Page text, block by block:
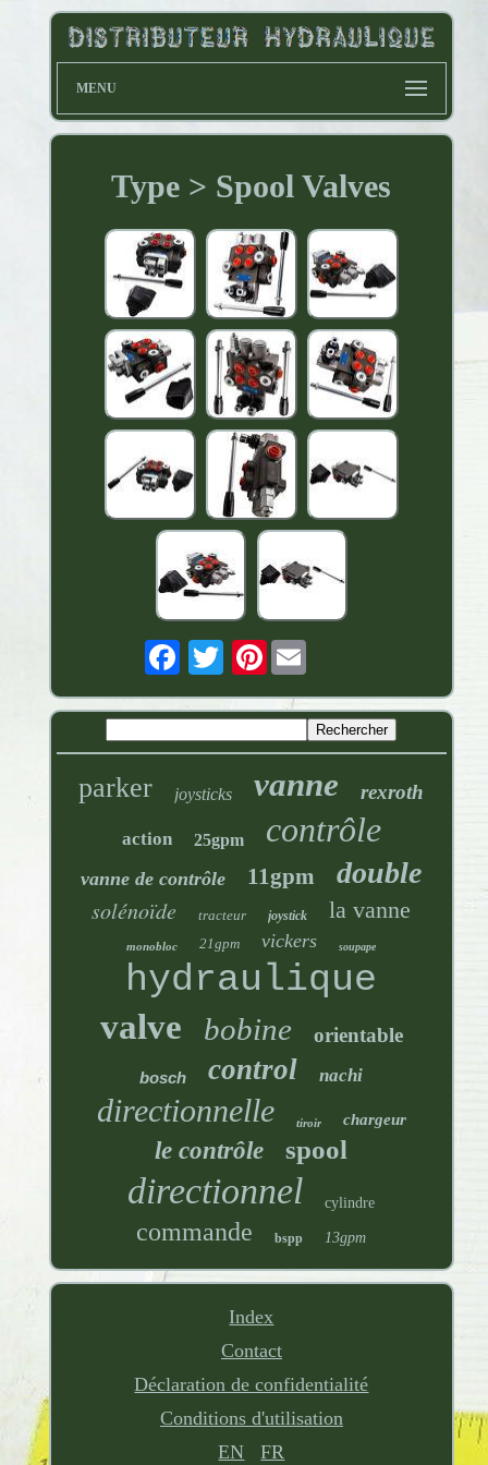
MENU
Type > Spool Valves
Pinterest
parker joysticks vanne rexroth
action 25gpm contrôle
vanne de contrôle 11gpm double
solénoïde tracteur joystick la vanne
monobloc 21gpm vickers soupape
hydraulique
valve bobine orientable
bosch control nachi
directionnelle tiroir chargeur
le contrôle spool
directionnel cylindre
commande bspp 13gpm
Index
Contact
Déclaration de confidentialité
Conditions d'utilisation
EN
FR